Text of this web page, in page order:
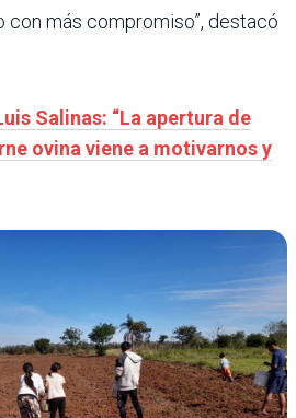
con más compromiso”, destacó
Salinas: “La apertura de
ovina viene a motivarnos y